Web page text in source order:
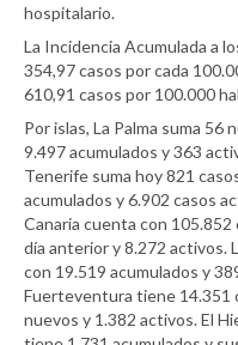
hospitalario.
La Incidencia Acumulada a
354,97 casos por cada
610,91 casos por 100.000
Por islas, La Palma suma
9.497 acumulados y 363
Tenerife suma hoy 821
acumulados y 6.902 casos
Canaria cuenta con 105.852
día anterior y 8.272 activos.
con 19.519 acumulados y
Fuerteventura tiene 14.351
nuevos y 1.382 activos. El